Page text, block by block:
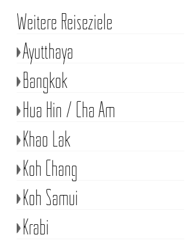
Weitere Reiseziele
Ayutthaya
Bangkok
Hua Hin / Cha Am
Khao Lak
Koh Chang
Koh Samui
Krabi